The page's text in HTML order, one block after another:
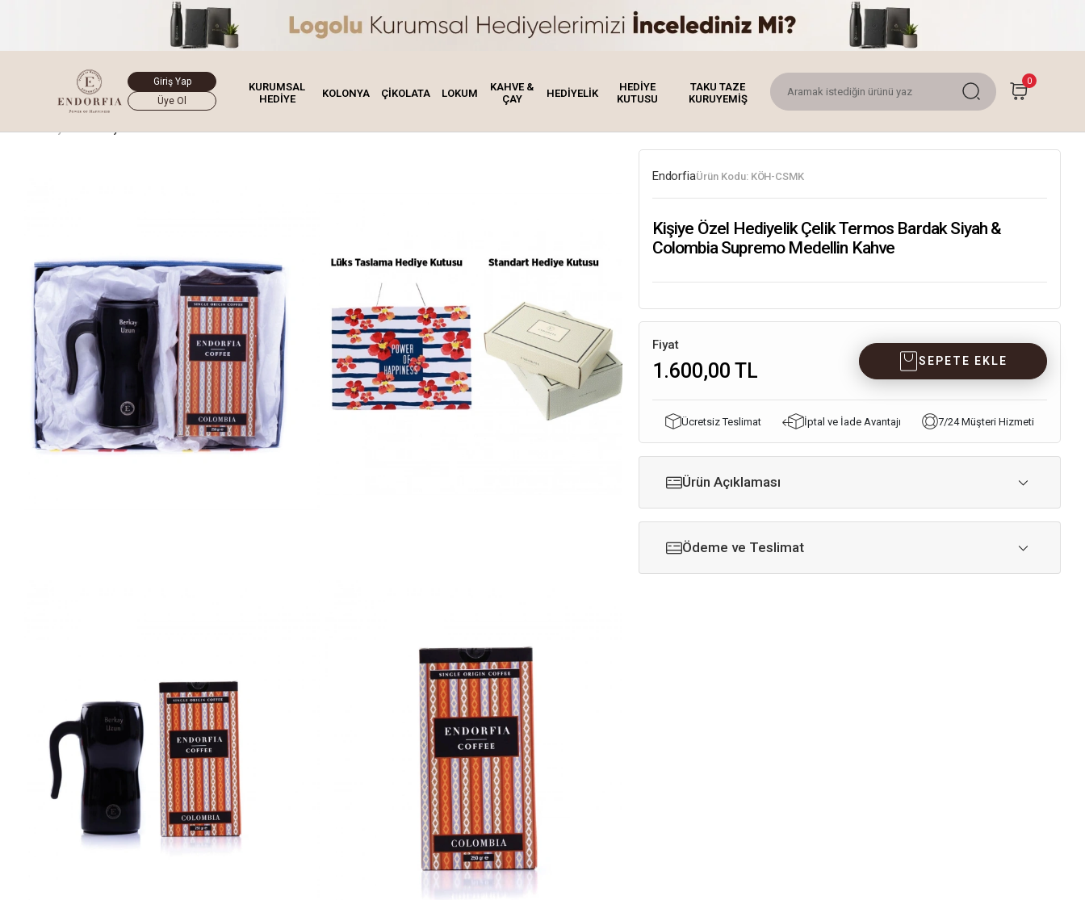
Giriş Yap
Üye Ol
KURUMSAL
HEDİYE
KOLONYA ÇİKOLATA LOKUM
KAHVE &
ÇAY
HEDİYELİK
HEDİYE
KUTUSU
TAKU TAZE
KURUYEMİŞ
0
EndorfiaÜrün Kodu: KÖH-CSMK
Kişiye Özel Hediyelik Çelik Termos Bardak Siyah &
Colombia Supremo Medellin Kahve
Fiyat
1.600,00 TL SEPETE EKLE
Ücretsiz Teslimat İptal ve İade Avantajı 7/24 Müşteri Hizmeti
Ürün Açıklaması
Ödeme ve Teslimat